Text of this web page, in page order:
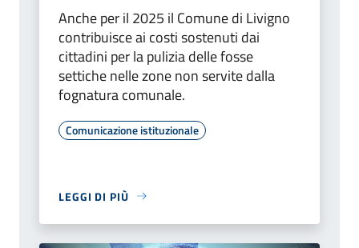
Anche per il 2025 il Comune di Livigno
contribuisce ai costi sostenuti dai
cittadini per la pulizia delle fosse
settiche nelle zone non servite dalla
fognatura comunale.
Comunicazione istituzionale
LEGGI DI PIÙ